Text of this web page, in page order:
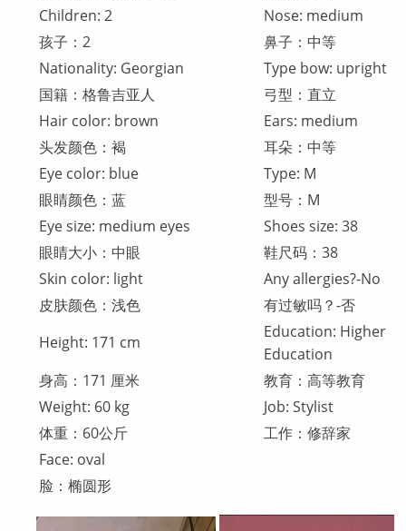
Children: 2
Nose: medium
孩子：2
鼻子：中等
Nationality: Georgian
Type bow: upright
国籍：格鲁吉亚人
弓型：直立
Hair color: brown
Ears: medium
头发颜色：褐
耳朵：中等
Eye color: blue
Type: M
眼睛颜色：蓝
型号：M
Eye size: medium eyes
Shoes size: 38
眼睛大小：中眼
鞋尺码：38
Skin color: light
Any allergies?-No
皮肤颜色：浅色
有过敏吗？-否
Height: 171 cm
Education: Higher
Education
身高：171 厘米
教育：高等教育
Weight: 60 kg
Job: Stylist
体重：60公斤
工作：修辞家
Face: oval
脸：椭圆形